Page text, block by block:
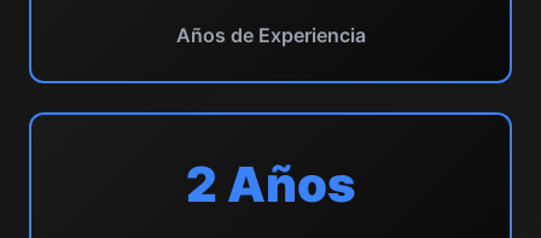
Años de Experiencia
2 Años